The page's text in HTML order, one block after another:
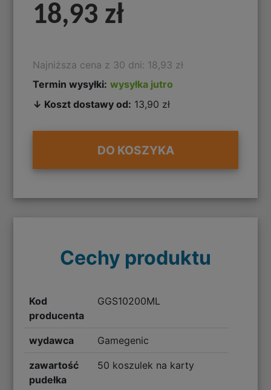
18,93 zł
Najniższa cena z 30 dni: 18,93 zł
Termin wysyłki: wysyłka jutro
↓ Koszt dostawy od: 13,90 zł
DO KOSZYKA
Cechy produktu
Kod
producenta
GGS10200ML
wydawca Gamegenic
zawartość
pudełka
50 koszulek na karty